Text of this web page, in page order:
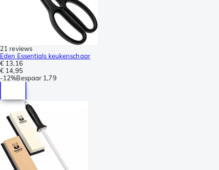
21 reviews
Eden Essentials keukenschaar
€ 13,16
€ 14,95
-12%Bespaar 1,79